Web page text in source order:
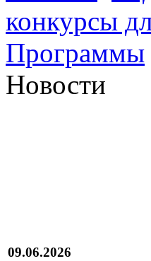
конкурсы
Программы
Новости
09.06.2026